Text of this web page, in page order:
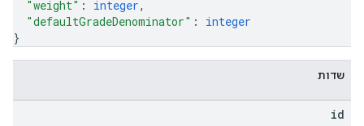
"weight" : integer,
"defaultGradeDenominator" : integer
}
שדות
id